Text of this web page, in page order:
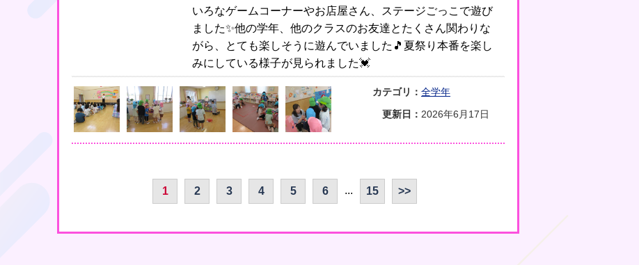
いろなゲームコーナーやお店屋さん、ステージごっこで遊び
ました✨他の学年、他のクラスのお友達とたくさん関わりな
がら、とても楽しそうに遊んでいました🎵夏祭り本番を楽し
みにしている様子が見られました💓
カテゴリ： 全学年
更新日： 2026年6月17日
1 2 3 4 5 6 ... 15 >>